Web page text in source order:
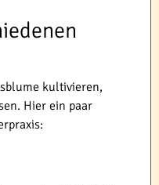
kultivieren,
Hier ein paar